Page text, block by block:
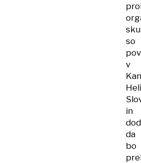
so
v
in
da
bo